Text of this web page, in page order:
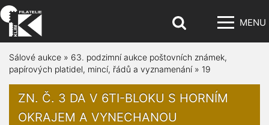
MENU
Sálové aukce » 63. podzimní aukce poštovních známek,
papírových platidel, mincí, řádů a vyznamenání» 19
ZN. Č. 3 DA V 6TI-BLOKU S HORNÍM
OKRAJEM A VYNECHANOU